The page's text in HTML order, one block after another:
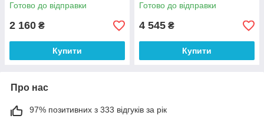
Готово до відправки
2 160 ₴
Купити
Готово до відправки
4 545 ₴
Купити
Про нас
97% позитивних з 333 відгуків за рік